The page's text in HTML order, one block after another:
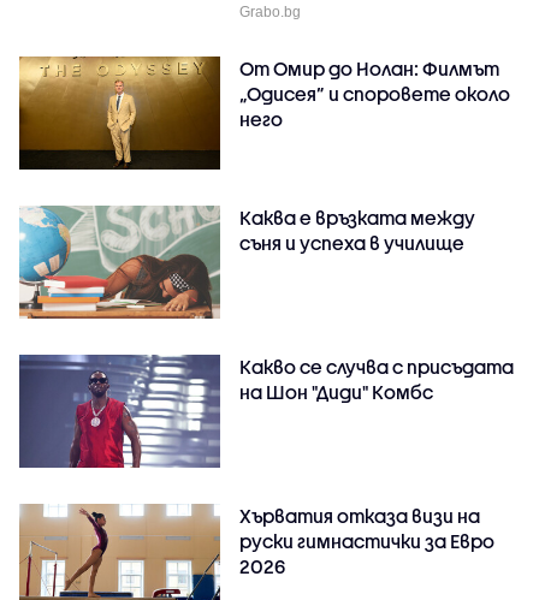
Grabo.bg
От Омир до Нолан: Филмът
„Одисея” и споровете около
него
Каква е връзката между
съня и успеха в училище
Какво се случва с присъдата
на Шон "Диди" Комбс
Хърватия отказа визи на
руски гимнастички за Евро
2026